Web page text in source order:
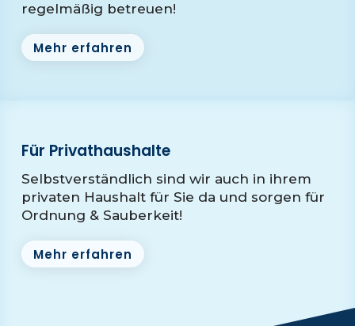
regelmäßig betreuen!
Mehr erfahren
Für Privathaushalte
Selbstverständlich sind wir auch in ihrem
privaten Haushalt für Sie da und sorgen für
Ordnung & Sauberkeit!
Mehr erfahren